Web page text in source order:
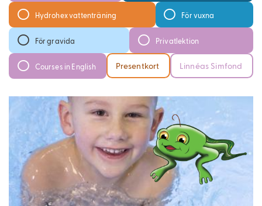
Hydrohex vattenträning För vuxna
För gravida Privatlektion
Courses in English Presentkort Linnéas Simfond